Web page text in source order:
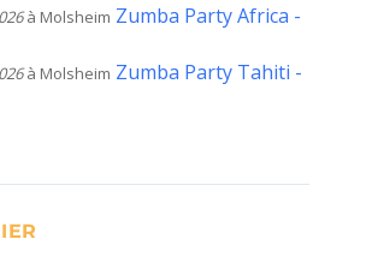
à Molsheim Zumba Party Africa -
à Molsheim Zumba Party Tahiti -